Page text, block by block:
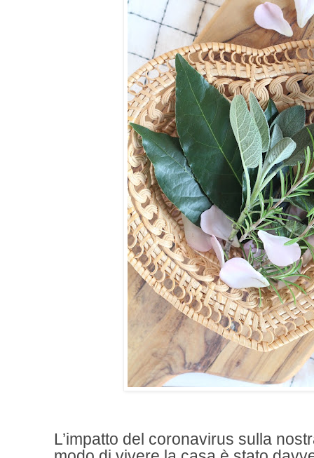
L’impatto del coronavirus sulla